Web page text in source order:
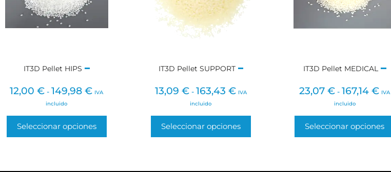
IT3D Pellet HIPS
12,00€ - 149,98€ IVA
incluido
Seleccionar opciones
IT3D Pellet SUPPORT
13,09 € - 163,43 € IVA
incluido
Seleccionar opciones
IT3D Pellet MEDICAL
23,07€ - 167,14€ IVA
incluido
Seleccionar opciones